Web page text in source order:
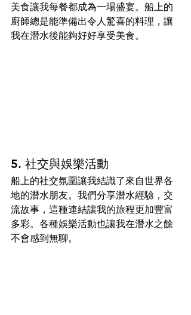
美食讓我每餐都成為一場盛宴。船上的
廚師總是能準備出令人驚喜的料理，讓
我在潛水後能夠好好享受美食。
5. 社交與娛樂活動
船上的社交氛圍讓我結識了來自世界各
地的潛水朋友。我們分享潛水經驗，交
流故事，這種連結讓我的旅程更加豐富
多彩。各種娛樂活動也讓我在潛水之餘
不會感到無聊。